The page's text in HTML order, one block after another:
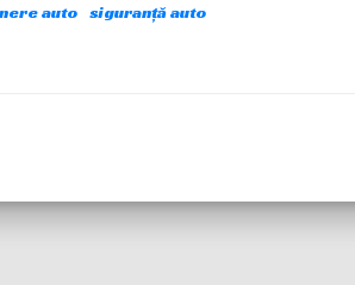
auto siguranță auto